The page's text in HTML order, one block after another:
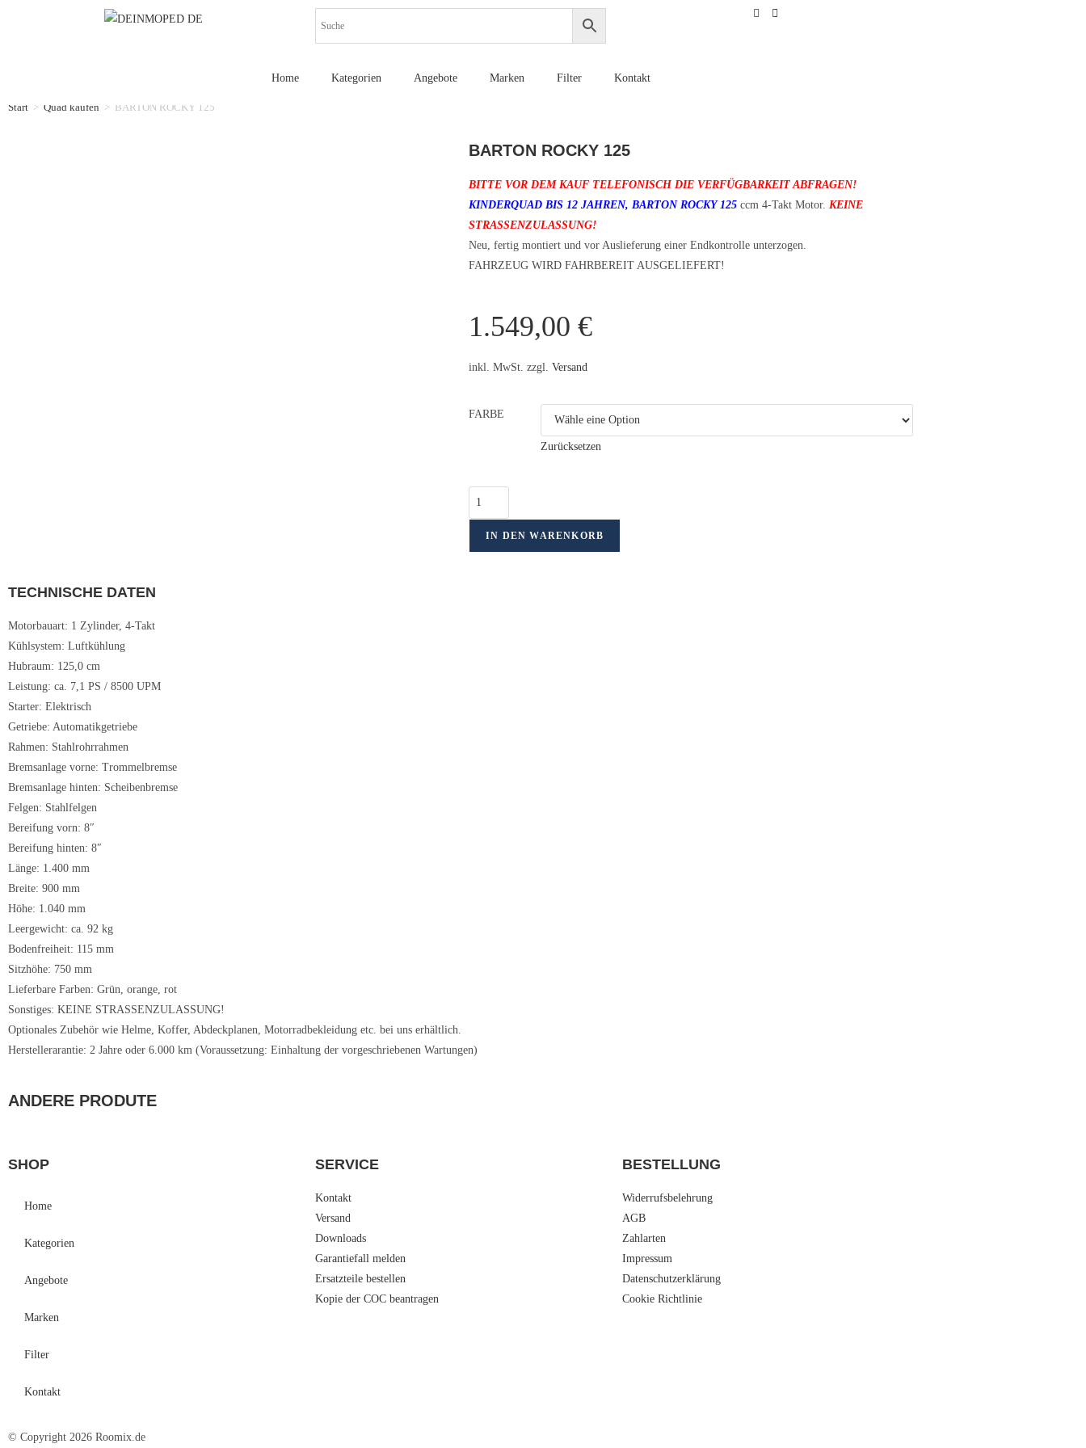
Home Kategorien Angebote Marken Filter Kontakt
Start > Quad kaufen > BARTON ROCKY 125
BARTON ROCKY 125
BITTE VOR DEM KAUF TELEFONISCH DIE VERFÜGBARKEIT ABFRAGEN!
KINDERQUAD BIS 12 JAHREN, BARTON ROCKY 125 ccm 4-Takt Motor. KEINE
STRASSENZULASSUNG!
Neu, fertig montiert und vor Auslieferung einer Endkontrolle unterzogen.
FAHRZEUG WIRD FAHRBEREIT AUSGELIEFERT!
1.549,00 €
inkl. MwSt. zzgl. Versand
FARBE
Zurücksetzen
IN DEN WARENKORB
TECHNISCHE DATEN
Motorbauart: 1 Zylinder, 4-Takt
Kühlsystem: Luftkühlung
Hubraum: 125,0 cm
Leistung: ca. 7,1 PS / 8500 UPM
Starter: Elektrisch
Getriebe: Automatikgetriebe
Rahmen: Stahlrohrrahmen
Bremsanlage vorne: Trommelbremse
Bremsanlage hinten: Scheibenbremse
Felgen: Stahlfelgen
Bereifung vorn: 8″
Bereifung hinten: 8″
Länge: 1.400 mm
Breite: 900 mm
Höhe: 1.040 mm
Leergewicht: ca. 92 kg
Bodenfreiheit: 115 mm
Sitzhöhe: 750 mm
Lieferbare Farben: Grün, orange, rot
Sonstiges: KEINE STRASSENZULASSUNG!
Optionales Zubehör wie Helme, Koffer, Abdeckplanen, Motorradbekleidung etc. bei uns erhältlich.
Herstellerarantie: 2 Jahre oder 6.000 km (Voraussetzung: Einhaltung der vorgeschriebenen Wartungen)
ANDERE PRODUTE
SHOP
Home
Kategorien
Angebote
Marken
Filter
Kontakt
SERVICE
Kontakt
Versand
Downloads
Garantiefall melden
Ersatzteile bestellen
Kopie der COC beantragen
BESTELLUNG
Widerrufsbelehrung
AGB
Zahlarten
Impressum
Datenschutzerklärung
Cookie Richtlinie
© Copyright 2026 Roomix.de